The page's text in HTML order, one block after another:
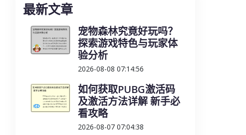
最新文章
宠物森林究竟好玩吗？
探索游戏特色与玩家体
验分析
2026-08-08 07:14:56
如何获取PUBG激活码
及激活方法详解 新手必
看攻略
2026-08-07 07:04:38